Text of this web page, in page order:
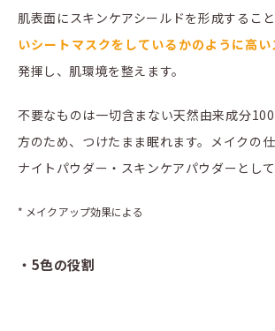
肌表面にスキンケアシールドを形成すること
いシートマスクをしているかのように高
発揮し、肌環境を整えます。
不要なものは一切含まない天然由来成分
方のため、つけたまま眠れます。メイクの仕
ナイトパウダー・スキンケアパウダーとして
* メイクアップ効果による
・5色の役割